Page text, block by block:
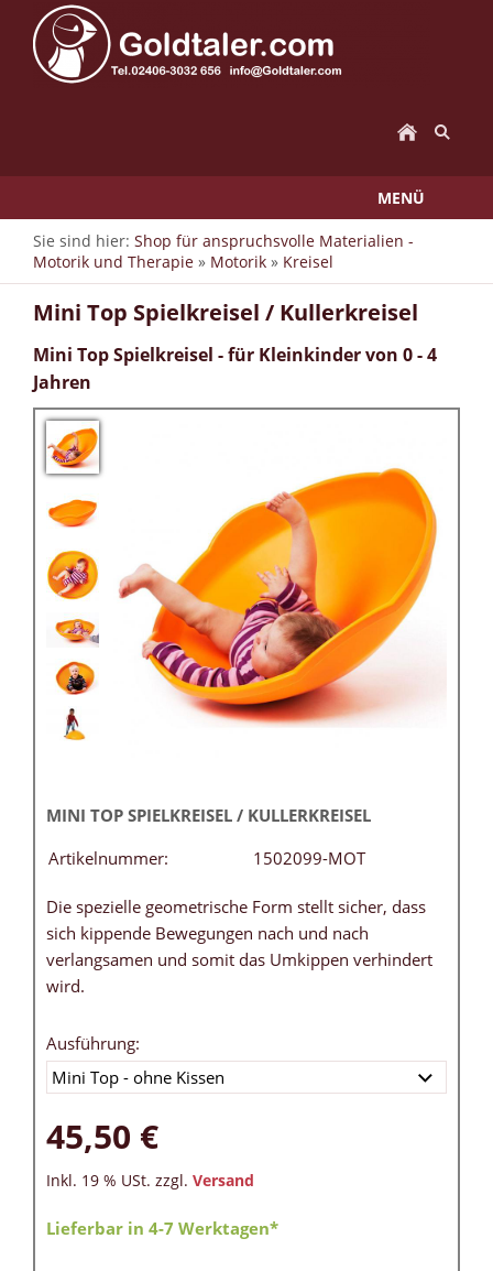
MENÜ
Sie sind hier: Shop für anspruchsvolle Materialien -
Motorik und Therapie » Motorik » Kreisel
Mini Top Spielkreisel / Kullerkreisel
Mini Top Spielkreisel - für Kleinkinder von 0 - 4
Jahren
MINI TOP SPIELKREISEL / KULLERKREISEL
Artikelnummer:
1502099-MOT
Die spezielle geometrische Form stellt sicher, dass
sich kippende Bewegungen nach und nach
verlangsamen und somit das Umkippen verhindert
wird.
Ausführung:
45,50 €
Inkl. 19 % USt. zzgl. Versand
Lieferbar in 4-7 Werktagen*